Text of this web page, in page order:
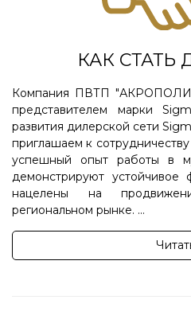
КАК СТАТЬ
Компания ПВТП
представителем марки
развития дилерской сети
приглашаем к
успешный опыт работы в
демонстрируют
нацелены на
региональном рынке. ...